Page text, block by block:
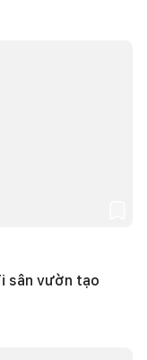
sân vườn tạo